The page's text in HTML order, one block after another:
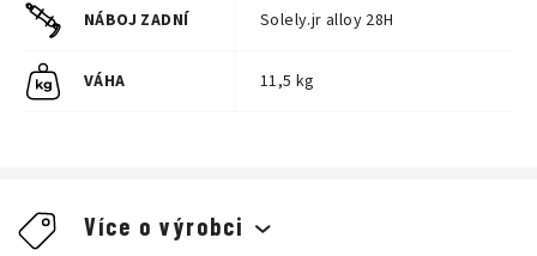
NÁBOJ ZADNÍ Solely.jr alloy 28H
VÁHA 11,5 kg
Více o výrobci